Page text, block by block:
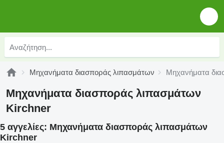
Μηχανήματα διασποράς λιπασμάτων Μηχανήματα
Μηχανήματα διασποράς λιπασμάτων
Kirchner
5 αγγελίες: Μηχανήματα διασποράς λιπασμάτων
Kirchner